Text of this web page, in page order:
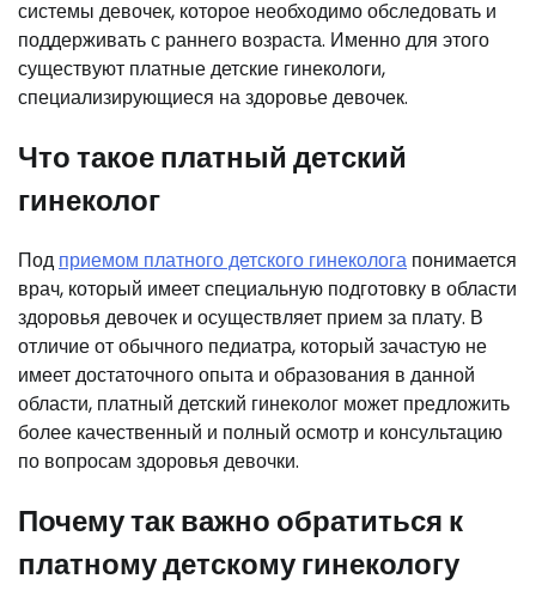
системы девочек, которое необходимо обследовать и
поддерживать с раннего возраста. Именно для этого
существуют платные детские гинекологи,
специализирующиеся на здоровье девочек.
Что такое платный детский
гинеколог
Под приемом платного детского гинеколога понимается
врач, который имеет специальную подготовку в области
здоровья девочек и осуществляет прием за плату. В
отличие от обычного педиатра, который зачастую не
имеет достаточного опыта и образования в данной
области, платный детский гинеколог может предложить
более качественный и полный осмотр и консультацию
по вопросам здоровья девочки.
Почему так важно обратиться к
платному детскому гинекологу